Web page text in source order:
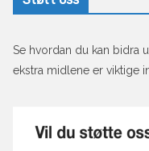
Se hvordan du kan bidra
ekstra midlene er viktige